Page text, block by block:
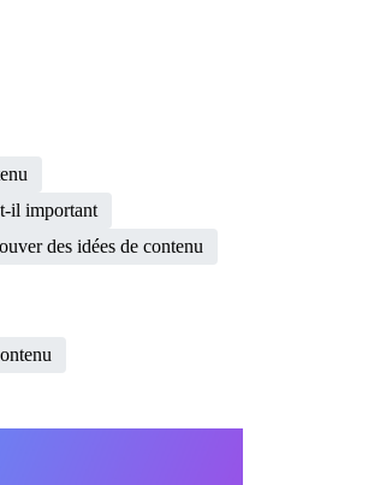
il important
des idées de contenu